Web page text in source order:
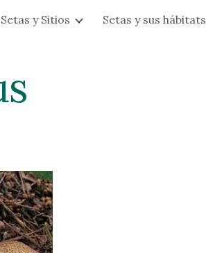
Setas y Sitios Setas y sus hábitats